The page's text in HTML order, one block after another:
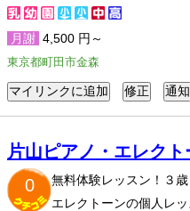
月謝 4,500 円～
東京都町田市金森
片山ピアノ・エレク
0
無料体験レッスン！３歳
エレクトーンの個人レ